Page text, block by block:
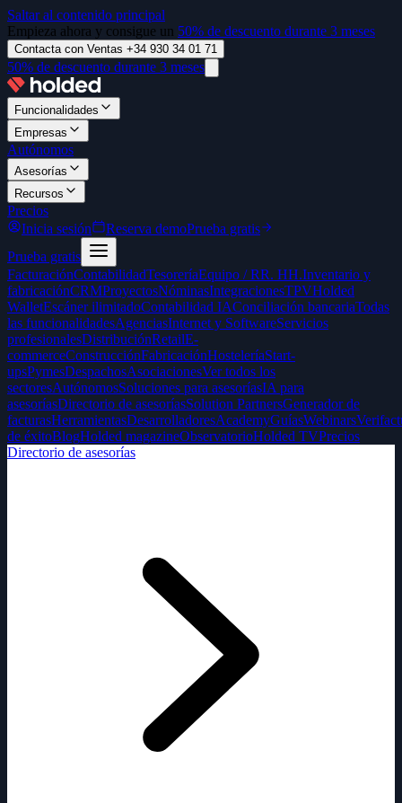
Saltar al contenido principal
Empieza ahora y consigue un 50% de descuento durante 3 meses
Contacta con Ventas +34 930 34 01 71
50% de descuento durante 3 meses
Funcionalidades
Empresas
Autónomos
Asesorías
Recursos
Precios
Inicia sesión
Reserva demoPrueba gratis
Prueba gratis
FacturaciónContabilidadTesoreríaEquipo / RR. HH.Inventario y
fabricaciónCRMProyectosNóminasIntegracionesTPVHolded
WalletEscáner ilimitadoContabilidad IAConciliación bancariaTodas
las funcionalidadesAgenciasInternet y SoftwareServicios
profesionalesDistribuciónRetailE-
commerceConstrucciónFabricaciónHosteleríaStart-
upsPymesDespachosAsociacionesVer todos los
sectoresAutónomosSoluciones para asesoríasIA para
asesoríasDirectorio de asesoríasSolution PartnersGenerador de
facturasHerramientasDesarrolladoresAcademyGuíasWebinars
de éxitoBlogHolded magazineObservatorioHolded TVPrecios
Directorio de asesorías